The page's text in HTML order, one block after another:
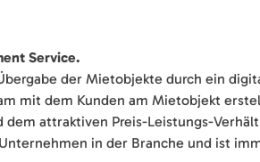
Service.
der Mietobjekte durch ein
mit dem Kunden am Mietobjekt
attraktiven Preis-Leistungs-
in der Branche und ist